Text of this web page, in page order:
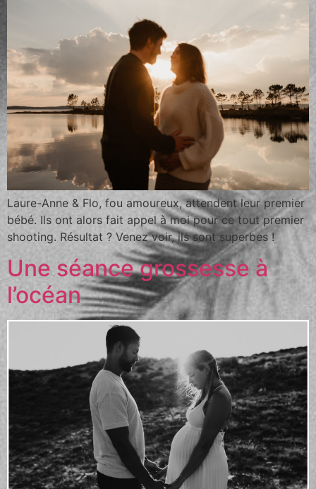
Laure-Anne & Flo, fou amoureux, attendent leur premier
bébé. Ils ont alors fait appel à moi pour ce tout premier
shooting. Résultat ? Venez voir, ils sont superbes !
Une séance grossesse à
l’océan